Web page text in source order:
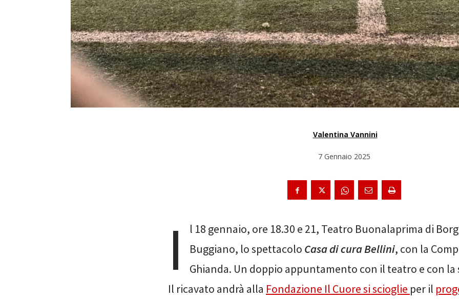
Valentina Vannini
7 Gennaio 2025
I
l 18 gennaio, ore 18.30 e 21, Teatro Buonalaprima di
Buggiano, lo spettacolo Casa di cura Bellini, con la
Ghianda. Un doppio appuntamento con il teatro e con
Il ricavato andrà alla Fondazione Il Cuore si scioglie per il